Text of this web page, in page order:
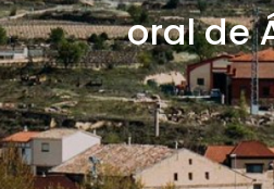
oral de